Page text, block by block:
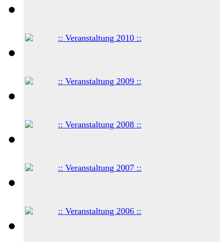
:: Veranstaltung 2010 ::
:: Veranstaltung 2009 ::
:: Veranstaltung 2008 ::
:: Veranstaltung 2007 ::
:: Veranstaltung 2006 ::